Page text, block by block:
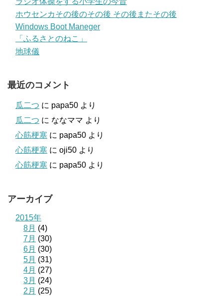
ホウセンカその後のその後 その後またその後
Windows Boot Maneger
「ふるさとのねこ」
地球儀
最近のコメント
瓜二つ に papa50 より
瓜二つ に ななママ より
心筋梗塞 に papa50 より
心筋梗塞 に oji50 より
心筋梗塞 に papa50 より
アーカイブ
2015年
8月 (4)
7月 (30)
6月 (30)
5月 (31)
4月 (27)
3月 (24)
2月 (25)